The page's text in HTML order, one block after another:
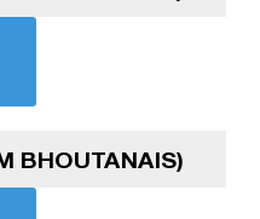
BHOUTANAIS)